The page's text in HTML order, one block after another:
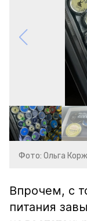
Фото: Ольга
Впрочем, с
питания